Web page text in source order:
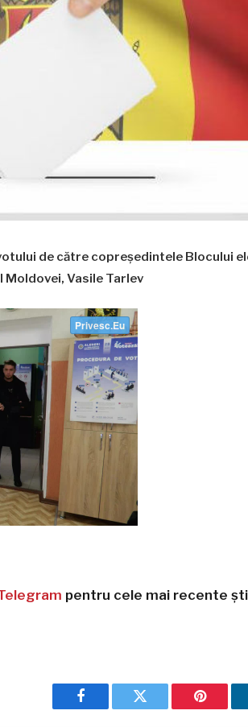
de către copreședintele Blocului
Vasile Tarlev
pentru cele mai recente
Facebook Twitter